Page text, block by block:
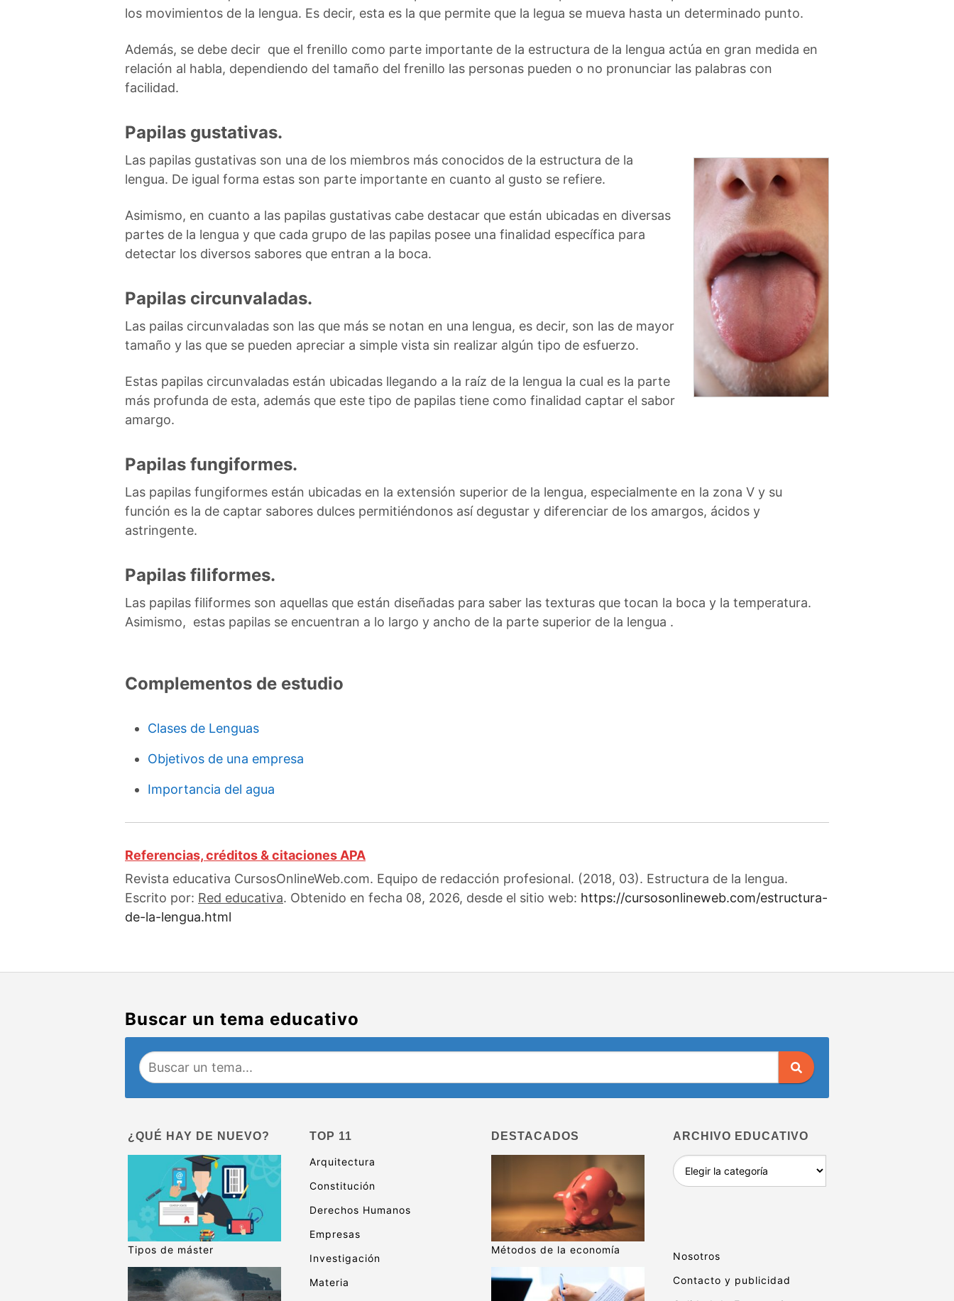
los movimientos de la lengua. Es decir, esta es la que permite que la legua se mueva hasta un determinado punto.
Además, se debe decir que el frenillo como parte importante de la estructura de la lengua actúa en gran medida en
relación al habla, dependiendo del tamaño del frenillo las personas pueden o no pronunciar las palabras con
facilidad.
Papilas gustativas.
Las papilas gustativas son una de los miembros más conocidos de la estructura de la
lengua. De igual forma estas son parte importante en cuanto al gusto se refiere.
Asimismo, en cuanto a las papilas gustativas cabe destacar que están ubicadas en diversas
partes de la lengua y que cada grupo de las papilas posee una finalidad específica para
detectar los diversos sabores que entran a la boca.
Papilas circunvaladas.
Las pailas circunvaladas son las que más se notan en una lengua, es decir, son las de mayor
tamaño y las que se pueden apreciar a simple vista sin realizar algún tipo de esfuerzo.
Estas papilas circunvaladas están ubicadas llegando a la raíz de la lengua la cual es la parte
más profunda de esta, además que este tipo de papilas tiene como finalidad captar el sabor
amargo.
Papilas fungiformes.
Las papilas fungiformes están ubicadas en la extensión superior de la lengua, especialmente en la zona V y su
función es la de captar sabores dulces permitiéndonos así degustar y diferenciar de los amargos, ácidos y
astringente.
Papilas filiformes.
Las papilas filiformes son aquellas que están diseñadas para saber las texturas que tocan la boca y la temperatura.
Asimismo, estas papilas se encuentran a lo largo y ancho de la parte superior de la lengua .
Complementos de estudio
Clases de Lenguas
Objetivos de una empresa
Importancia del agua
Referencias, créditos & citaciones APA
Revista educativa CursosOnlineWeb.com. Equipo de redacción profesional. (2018, 03). Estructura de la lengua.
Escrito por: Red educativa. Obtenido en fecha 08, 2026, desde el sitio web: https://cursosonlineweb.com/estructura-
de-la-lengua.html
Buscar un tema educativo
¿QUÉ HAY DE NUEVO?
Tipos de máster
TOP 11
Arquitectura
Constitución
Derechos Humanos
Empresas
Investigación
Materia
DESTACADOS
Métodos de la economía
ARCHIVO EDUCATIVO
Archivo
educativo
Nosotros
Contacto y publicidad